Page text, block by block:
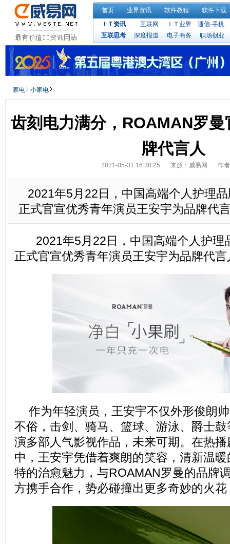
首页 业界资讯 软件教程
软件下载
ＩＴ资讯
互联网 ＩＴ业界
通信·手机
互联思考
深度报道 电子商务 职场创业
家电 小家电
齿刻电力满分，ROAMAN罗
牌代言人
2021-05-31 16:38:25 来源：威易网 作
2021年5月22日，中国高端个人护理
正式官宣优秀青年演员王安宇为品牌代
2021年5月22日，中国高端个人护理
正式官宣优秀青年演员王安宇为品牌代言
作为年轻演员，王安宇不仅外形俊朗
不俗，击剑、骑马、篮球、游泳、爵士
演多部人气影视作品，未来可期。在热
中，王安宇凭借着爽朗的笑容，清新温
特的治愈魅力，与ROAMAN罗曼的品牌
方携手合作，势必碰撞出更多奇妙的火